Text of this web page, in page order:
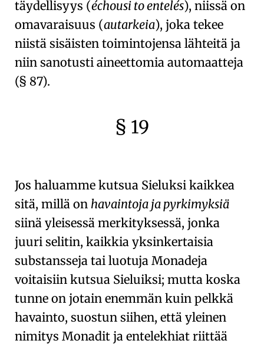
täydellisyys (échousi to entelés), niissä on
omavaraisuus (autarkeia), joka tekee
niistä sisäisten toimintojensa lähteitä ja
niin sanotusti aineettomia automaatteja
(§ 87).
§ 19
Jos haluamme kutsua Sieluksi kaikkea
sitä, millä on havaintoja ja pyrkimyksiä
siinä yleisessä merkityksessä, jonka
juuri selitin, kaikkia yksinkertaisia
substansseja tai luotuja Monadeja
voitaisiin kutsua Sieluiksi; mutta koska
tunne on jotain enemmän kuin pelkkä
havainto, suostun siihen, että yleinen
nimitys Monadit ja entelekhiat riittää